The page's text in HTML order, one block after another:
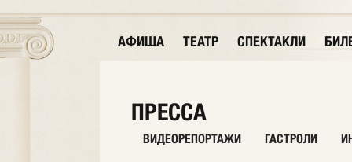
АФИША ТЕАТР СПЕКТАКЛИ
ПРЕССА
ВИДЕОРЕПОРТАЖИ ГАСТРОЛИ